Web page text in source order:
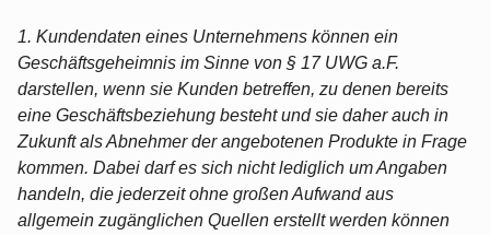
1. Kundendaten eines Unternehmens können ein
Geschäftsgeheimnis im Sinne von § 17 UWG a.F.
darstellen, wenn sie Kunden betreffen, zu denen bereits
eine Geschäftsbeziehung besteht und sie daher auch in
Zukunft als Abnehmer der angebotenen Produkte in Frage
kommen. Dabei darf es sich nicht lediglich um Angaben
handeln, die jederzeit ohne großen Aufwand aus
allgemein zugänglichen Quellen erstellt werden können